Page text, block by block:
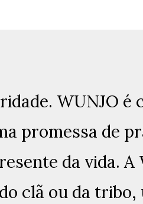
WUNJO é
promessa de
da vida.
clã ou da